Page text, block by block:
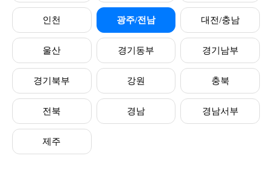
인천 광주/전남 대전/충남
울산 경기동부 경기남부
경기북부 강원 충북
전북 경남 경남서부
제주